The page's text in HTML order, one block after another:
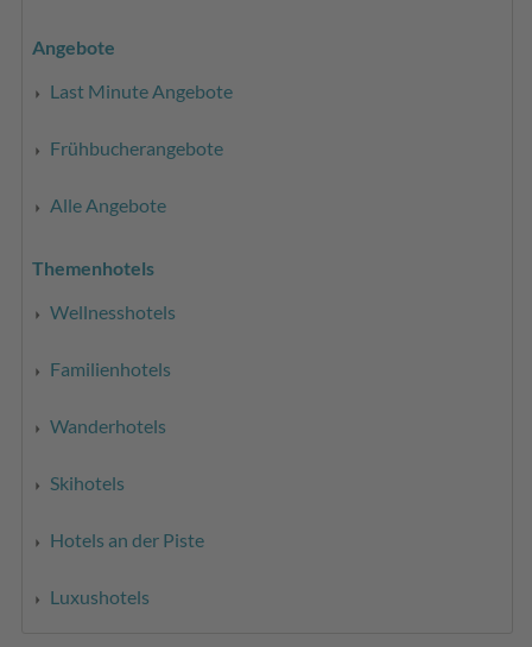
Angebote
Last Minute Angebote
Frühbucherangebote
Alle Angebote
Themenhotels
Wellnesshotels
Familienhotels
Wanderhotels
Skihotels
Hotels an der Piste
Luxushotels